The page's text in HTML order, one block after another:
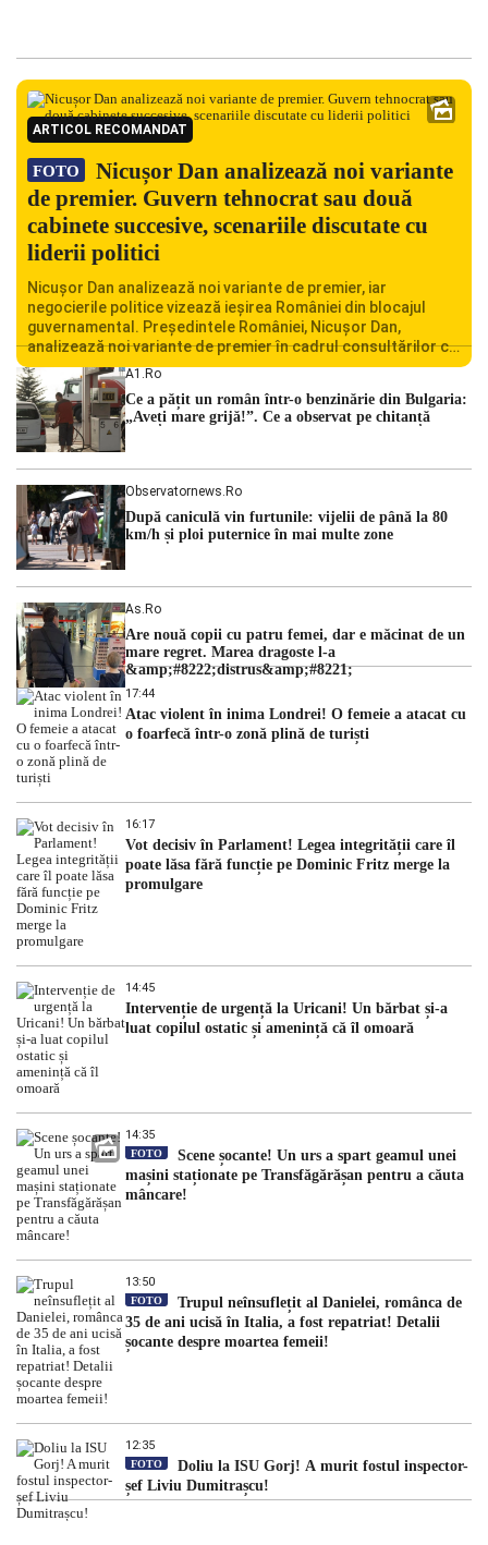
ARTICOL RECOMANDAT
FOTO
Nicușor Dan analizează noi variante
de premier. Guvern tehnocrat sau două
cabinete succesive, scenariile discutate cu
liderii politici
Nicușor Dan analizează noi variante de premier, iar
negocierile politice vizează ieșirea României din blocajul
guvernamental. Președintele României, Nicușor Dan,
analizează noi variante de premier în cadrul consultărilor cu
liderii politici. Ciprian Ciucu vorbește despre scenariul unui
guvern tehnocrat și despre posibilitatea a două cabinete
succesive. Nicușor Dan analizează noi variante de premier
România traversează […]
A1.ro
Ce a pățit un român într-o benzinărie din Bulgaria:
„Aveți mare grijă!”. Ce a observat pe chitanță
Observatornews.ro
După caniculă vin furtunile: vijelii de până la 80
km/h și ploi puternice în mai multe zone
As.ro
Are nouă copii cu patru femei, dar e măcinat de un
mare regret. Marea dragoste l-a
&amp;#8222;distrus&amp;#8221;
17:44
Atac violent în inima Londrei! O femeie a atacat cu
o foarfecă într-o zonă plină de turiști
16:17
Vot decisiv în Parlament! Legea integrității care îl
poate lăsa fără funcție pe Dominic Fritz merge la
promulgare
14:45
Intervenție de urgență la Uricani! Un bărbat și-a
luat copilul ostatic și amenință că îl omoară
14:35
FOTO
Scene șocante! Un urs a spart geamul unei
mașini staționate pe Transfăgărășan pentru a căuta
mâncare!
13:50
FOTO
Trupul neînsuflețit al Danielei, românca de
35 de ani ucisă în Italia, a fost repatriat! Detalii
șocante despre moartea femeii!
12:35
FOTO
Doliu la ISU Gorj! A murit fostul inspector-
șef Liviu Dumitrașcu!